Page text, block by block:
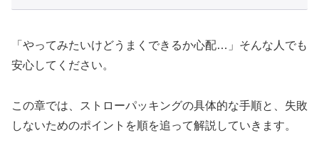
「やってみたいけどうまくできるか心配…」そんな人でも
安心してください。
この章では、ストローパッキングの具体的な手順と、失敗
しないためのポイントを順を追って解説していきます。